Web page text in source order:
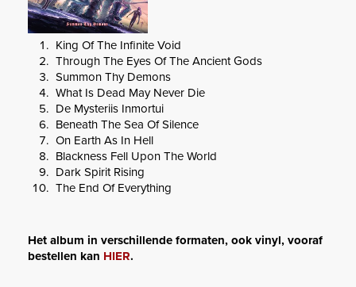
King Of The Infinite Void
Through The Eyes Of The Ancient Gods
Summon Thy Demons
What Is Dead May Never Die
De Mysteriis Inmortui
Beneath The Sea Of Silence
On Earth As In Hell
Blackness Fell Upon The World
Dark Spirit Rising
The End Of Everything
Het album in verschillende formaten, ook vinyl, vooraf
bestellen kan HIER.